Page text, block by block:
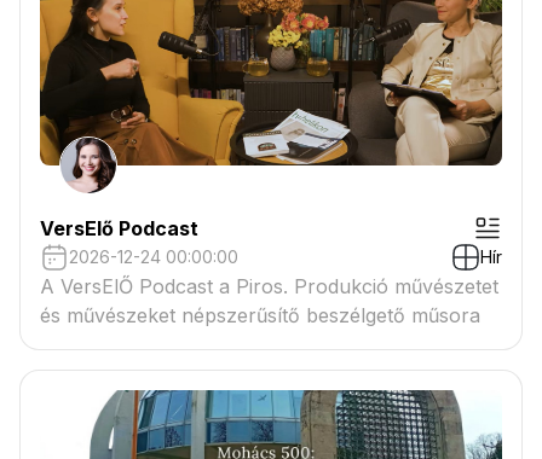
VersElő Podcast
2026-12-24 00:00:00 Hír
A VersElŐ Podcast a Piros. Produkció művészetet
és művészeket népszerűsítő beszélgető műsora